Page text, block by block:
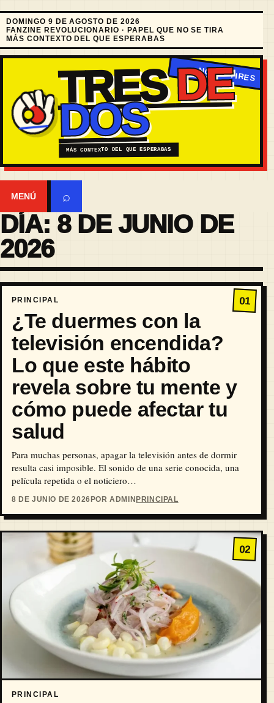
DOMINGO 9 DE AGOSTO DE 2026
FANZINE REVOLUCIONARIO · PAPEL QUE NO SE TIRA
MÁS CONTEXTO DEL QUE ESPERABAS
TRESDE
DOS
MÁS CONTEXTO DEL QUE ESPERABAS
MENÚ ⌕
DÍA: 8 DE JUNIO DE
2026
01
PRINCIPAL
¿Te duermes con la
televisión encendida?
Lo que este hábito
revela sobre tu mente y
cómo puede afectar tu
salud
Para muchas personas, apagar la televisión antes de dormir
resulta casi imposible. El sonido de una serie conocida, una
película repetida o el noticiero…
8 DE JUNIO DE 2026 POR ADMIN PRINCIPAL
02
PRINCIPAL